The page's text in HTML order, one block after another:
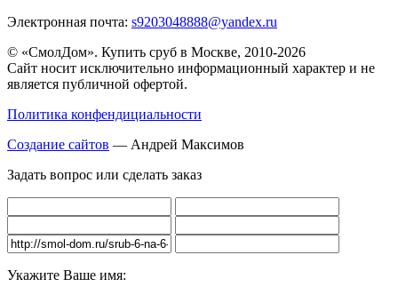
Электронная почта: s9203048888@yandex.ru
© «СмолДом». Купить сруб в Москве, 2010-2026
Сайт носит исключительно информационный характер и не
является публичной офертой.
Политика конфендициальности
Создание сайтов — Андрей Максимов
Задать вопрос или сделать заказ
Укажите Ваше имя: